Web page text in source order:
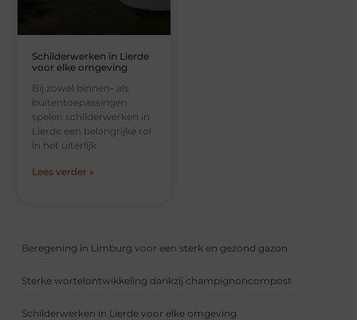
Schilderwerken in Lierde
voor elke omgeving
Bij zowel binnen- als
buitentoepassingen
spelen schilderwerken in
Lierde een belangrijke rol
in het uiterlijk
Lees verder »
Beregening in Limburg voor een sterk en gezond gazon
Sterke wortelontwikkeling dankzij champignoncompost
Schilderwerken in Lierde voor elke omgeving